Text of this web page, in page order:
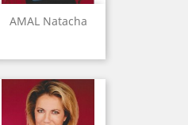
AMAL Natacha